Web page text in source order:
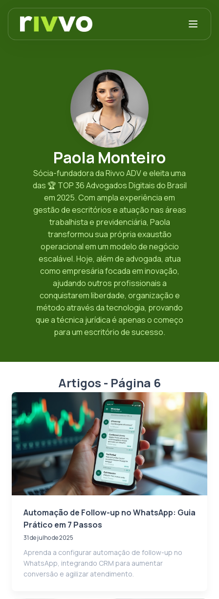
Paola Monteiro
Sócia-fundadora da Rivvo ADV e eleita uma
das 🏆 TOP 36 Advogados Digitais do Brasil
em 2025. Com ampla experiência em
gestão de escritórios e atuação nas áreas
trabalhista e previdenciária, Paola
transformou sua própria exaustão
operacional em um modelo de negócio
escalável. Hoje, além de advogada, atua
como empresária focada em inovação,
ajudando outros profissionais a
conquistarem liberdade, organização e
método através da tecnologia, provando
que a técnica jurídica é apenas o começo
para um escritório de sucesso.
Artigos - Página 6
Automação de Follow-up no WhatsApp: Guia
Prático em 7 Passos
31 de julho de 2025
Aprenda a configurar automação de follow-up no
WhatsApp, integrando CRM para aumentar
conversão e agilizar atendimento.